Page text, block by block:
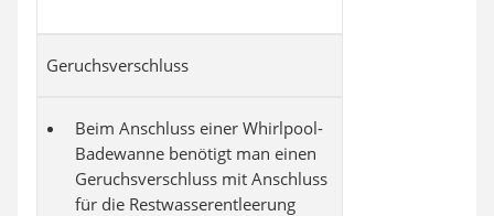
Geruchsverschluss
Beim Anschluss einer Whirlpool-
Badewanne benötigt man einen
Geruchsverschluss mit Anschluss
für die Restwasserentleerung